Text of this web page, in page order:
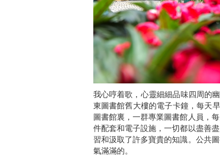
我心哼着歌，心靈細細品味四周的
東圖書館舊大樓的電子卡鐘，每天
圖書館裏，一群專業圖書館人員，
件配套和電子設施，一切都以盡善
習和汲取了許多寶貴的知識。公共
氣滿滿的。